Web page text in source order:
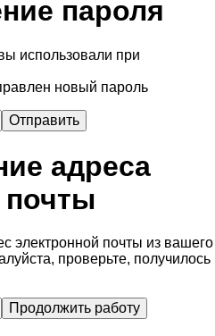
пароля
использовали при
новый пароль
адреса
почты
электронной почты из вашего
проверьте, получилось